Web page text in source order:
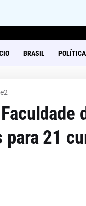
BRASIL POLÍTICA
para 21